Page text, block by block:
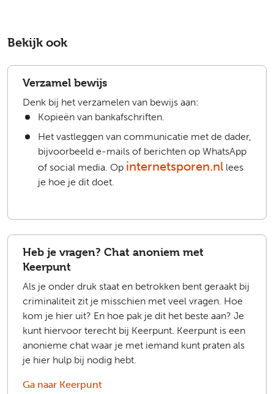
Bekijk ook
Verzamel bewijs
Denk bij het verzamelen van bewijs aan:
Kopieën van bankafschriften.
Het vastleggen van communicatie met de dader,
bijvoorbeeld e-mails of berichten op WhatsApp
of social media. Op internetsporen.nl lees
je hoe je dit doet.
Heb je vragen? Chat anoniem met
Keerpunt
Als je onder druk staat en betrokken bent geraakt bij
criminaliteit zit je misschien met veel vragen. Hoe
kom je hier uit? En hoe pak je dit het beste aan? Je
kunt hiervoor terecht bij Keerpunt. Keerpunt is een
anonieme chat waar je met iemand kunt praten als
je hier hulp bij nodig hebt.
Ga naar Keerpunt